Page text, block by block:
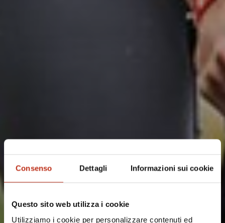
Consenso Dettagli Informazioni sui cookie
Questo sito web utilizza i cookie
Utilizziamo i cookie per personalizzare contenuti ed